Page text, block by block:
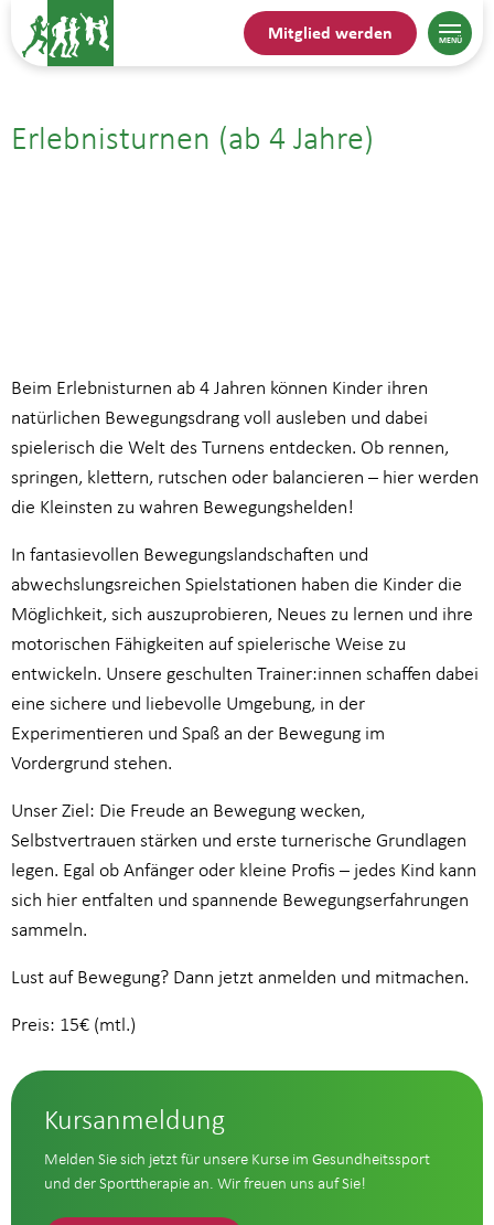
Mitglied werden
Erlebnisturnen (ab 4 Jahre)
Beim Erlebnisturnen ab 4 Jahren können Kinder ihren
natürlichen Bewegungsdrang voll ausleben und dabei
spielerisch die Welt des Turnens entdecken. Ob rennen,
springen, klettern, rutschen oder balancieren – hier werden
die Kleinsten zu wahren Bewegungshelden!
In fantasievollen Bewegungslandschaften und
abwechslungsreichen Spielstationen haben die Kinder die
Möglichkeit, sich auszuprobieren, Neues zu lernen und ihre
motorischen Fähigkeiten auf spielerische Weise zu
entwickeln. Unsere geschulten Trainer:innen schaffen dabei
eine sichere und liebevolle Umgebung, in der
Experimentieren und Spaß an der Bewegung im
Vordergrund stehen.
Unser Ziel: Die Freude an Bewegung wecken,
Selbstvertrauen stärken und erste turnerische Grundlagen
legen. Egal ob Anfänger oder kleine Profis – jedes Kind kann
sich hier entfalten und spannende Bewegungserfahrungen
sammeln.
Lust auf Bewegung? Dann jetzt anmelden und mitmachen.
Preis: 15€ (mtl.)
Kursanmeldung
Melden Sie sich jetzt für unsere Kurse im Gesundheitssport
und der Sporttherapie an. Wir freuen uns auf Sie!